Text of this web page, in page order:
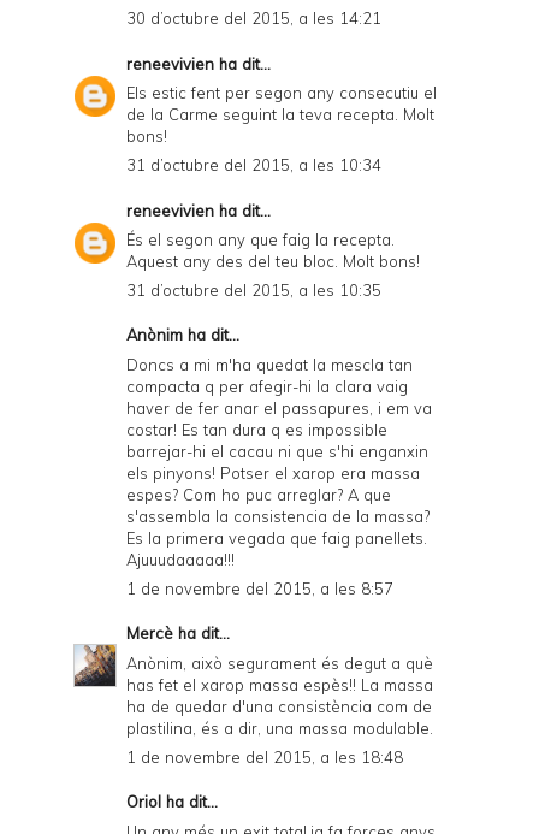
30 d’octubre del 2015, a les 14:21
reneevivien ha dit...
Els estic fent per segon any consecutiu el
de la Carme seguint la teva recepta. Molt
bons!
31 d’octubre del 2015, a les 10:34
reneevivien ha dit...
És el segon any que faig la recepta.
Aquest any des del teu bloc. Molt bons!
31 d’octubre del 2015, a les 10:35
Anònim ha dit...
Doncs a mi m'ha quedat la mescla tan
compacta q per afegir-hi la clara vaig
haver de fer anar el passapures, i em va
costar! Es tan dura q es impossible
barrejar-hi el cacau ni que s'hi enganxin
els pinyons! Potser el xarop era massa
espes? Com ho puc arreglar? A que
s'assembla la consistencia de la massa?
Es la primera vegada que faig panellets.
Ajuuudaaaaa!!!
1 de novembre del 2015, a les 8:57
Mercè ha dit...
Anònim, això segurament és degut a què
has fet el xarop massa espès!! La massa
ha de quedar d'una consistència com de
plastilina, és a dir, una massa modulable.
1 de novembre del 2015, a les 18:48
Oriol ha dit...